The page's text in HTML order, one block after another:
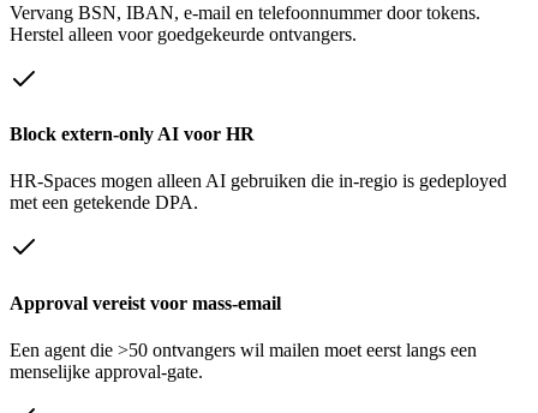
Vervang BSN, IBAN, e-mail en telefoonnummer door tokens.
Herstel alleen voor goedgekeurde ontvangers.
Block extern-only AI voor HR
HR-Spaces mogen alleen AI gebruiken die in-regio is gedeployed
met een getekende DPA.
Approval vereist voor mass-email
Een agent die >50 ontvangers wil mailen moet eerst langs een
menselijke approval-gate.